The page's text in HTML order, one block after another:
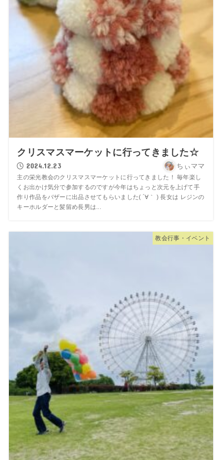
クリスマスマーケットに行ってきました☆
2024.12.23 ちぃママ
主の栄光教会のクリスマスマーケットに行ってきました！ 毎年楽し
くお出かけ気分で参加するのですが今年はちょっと次元を上げて手
作り作品をバザーに出品させてもらいました( ´∀｀ ) 長女は レジンの
キーホルダーと髪留め長男は...
教会行事・イベント